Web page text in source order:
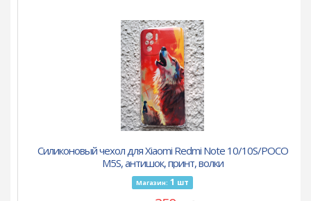
Силиконовый чехол для Xiaomi Redmi Note 10/10S/POCO
M5S, антишок, принт, волки
Магазин: 1 шт